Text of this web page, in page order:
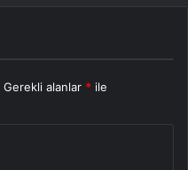
Gerekli alanlar * ile